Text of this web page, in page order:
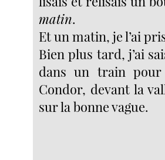
matin.
Et un matin, je l’ai
Bien plus tard, j’ai
dans un train
Condor, devant la
sur la bonne vague.